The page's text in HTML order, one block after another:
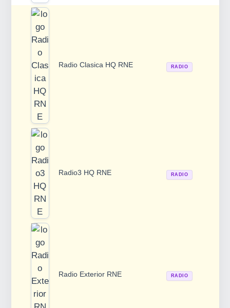
Radio Clasica HQ RNE RADIO
Radio3 HQ RNE RADIO
Radio Exterior RNE RADIO